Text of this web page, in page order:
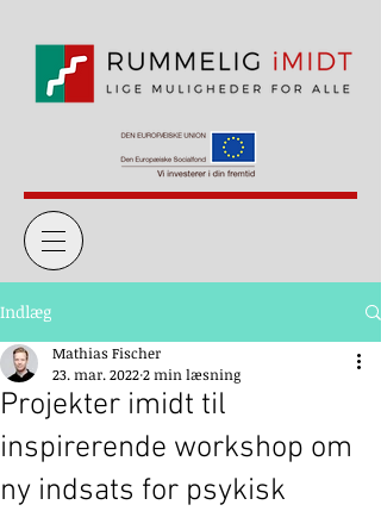
Indlæg
Projekter imidt til
inspirerende workshop om
ny indsats for psykisk
Mathias Fischer
23. mar. 20222 min læsning